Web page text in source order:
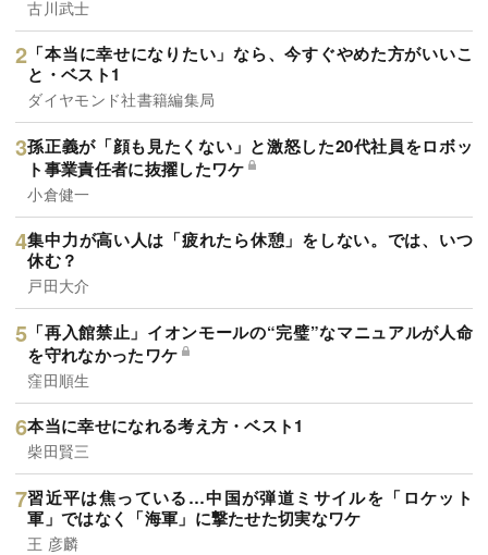
古川武士
「本当に幸せになりたい」なら、今すぐやめた方がいいこ
と・ベスト1
ダイヤモンド社書籍編集局
孫正義が「顔も見たくない」と激怒した20代社員をロボッ
ト事業責任者に抜擢したワケ
小倉健一
集中力が高い人は「疲れたら休憩」をしない。では、いつ
休む？
戸田大介
「再入館禁止」イオンモールの“完璧”なマニュアルが人命
を守れなかったワケ
窪田順生
本当に幸せになれる考え方・ベスト1
柴田賢三
習近平は焦っている…中国が弾道ミサイルを「ロケット
軍」ではなく「海軍」に撃たせた切実なワケ
王 彦麟